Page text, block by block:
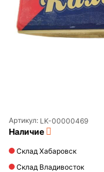
Артикул: LK-00000469
Наличие
Склад Хабаровск
Склад Владивосток